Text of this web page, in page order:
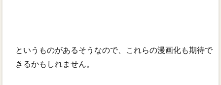
というものがあるそうなので、これらの漫画化も期待で
きるかもしれません。